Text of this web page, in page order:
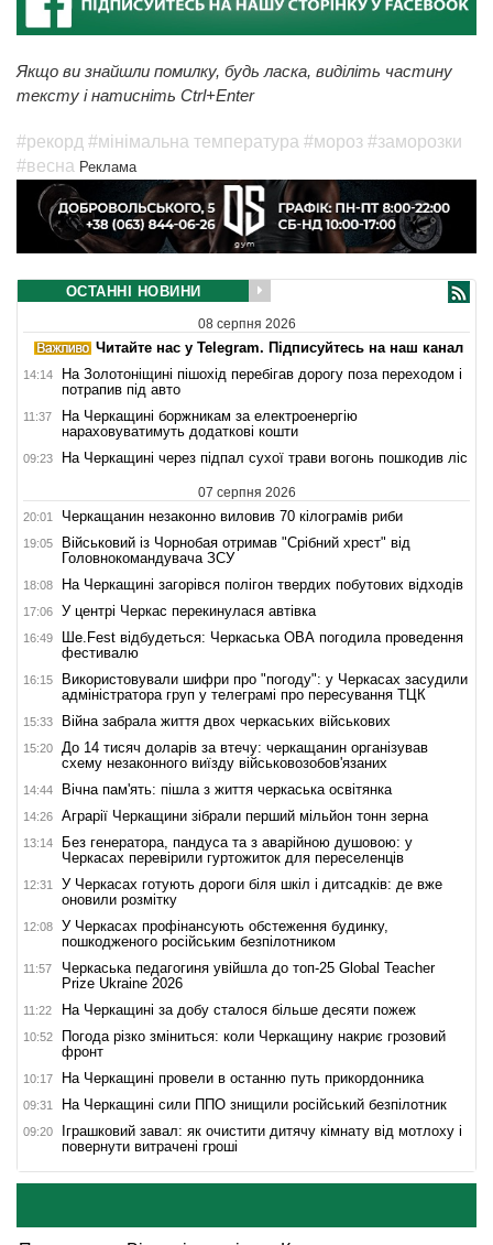
Якщо ви знайшли помилку, будь ласка, виділіть частину
тексту і натисніть Ctrl+Enter
#рекорд #мінімальна температура #мороз #заморозки
#весна Реклама
ОСТАННІ НОВИНИ
08 серпня 2026
Читайте нас у Telegram. Підписуйтесь на наш канал
14:14
На Золотоніщині пішохід перебігав дорогу поза переходом і
потрапив під авто
11:37
На Черкащині боржникам за електроенергію
нараховуватимуть додаткові кошти
09:23 На Черкащині через підпал сухої трави вогонь пошкодив ліс
07 серпня 2026
20:01 Черкащанин незаконно виловив 70 кілограмів риби
19:05
Військовий із Чорнобая отримав "Срібний хрест" від
Головнокомандувача ЗСУ
18:08 На Черкащині загорівся полігон твердих побутових відходів
17:06 У центрі Черкас перекинулася автівка
16:49
Ше.Fest відбудеться: Черкаська ОВА погодила проведення
фестивалю
16:15
Використовували шифри про "погоду": у Черкасах засудили
адміністратора груп у телеграмі про пересування ТЦК
15:33 Війна забрала життя двох черкаських військових
15:20
До 14 тисяч доларів за втечу: черкащанин організував
схему незаконного виїзду військовозобов'язаних
14:44 Вічна пам'ять: пішла з життя черкаська освітянка
14:26 Аграрії Черкащини зібрали перший мільйон тонн зерна
13:14
Без генератора, пандуса та з аварійною душовою: у
Черкасах перевірили гуртожиток для переселенців
12:31
У Черкасах готують дороги біля шкіл і дитсадків: де вже
оновили розмітку
12:08
У Черкасах профінансують обстеження будинку,
пошкодженого російським безпілотником
11:57
Черкаська педагогиня увійшла до топ-25 Global Teacher
Prize Ukraine 2026
11:22 На Черкащині за добу сталося більше десяти пожеж
10:52
Погода різко зміниться: коли Черкащину накриє грозовий
фронт
10:17 На Черкащині провели в останню путь прикордонника
09:31 На Черкащині сили ППО знищили російський безпілотник
09:20
Іграшковий завал: як очистити дитячу кімнату від мотлоху і
повернути витрачені гроші